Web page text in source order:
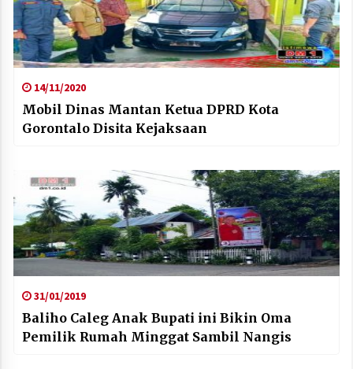
14/11/2020
Mobil Dinas Mantan Ketua DPRD Kota
Gorontalo Disita Kejaksaan
31/01/2019
Baliho Caleg Anak Bupati ini Bikin Oma
Pemilik Rumah Minggat Sambil Nangis